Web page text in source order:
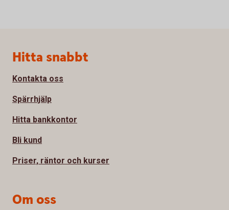
Sidfot
Hitta snabbt
Kontakta oss
Spärrhjälp
Hitta bankkontor
Bli kund
Priser, räntor och kurser
Om oss